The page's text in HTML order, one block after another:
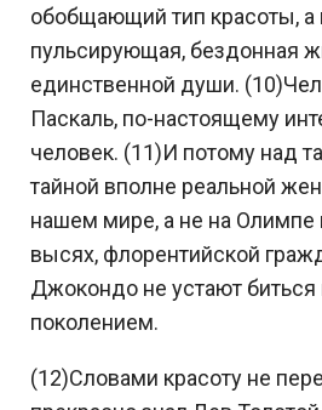
обобщающий тип красоты, а
пульсирующая, бездонная
единственной души.
Паскаль, по-настоящему
человек. (11)И потому над
тайной вполне реальной
нашем мире, а не на Олимпе
высях, флорентийской
Джокондо не устают биться
поколением.
(12)Словами красоту не